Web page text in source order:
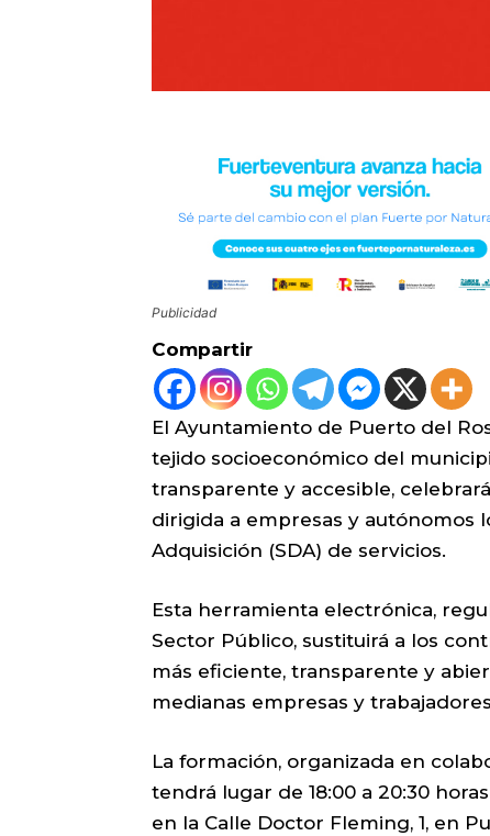
Publicidad
Compartir
El Ayuntamiento de Puerto del
tejido socioeconómico del
transparente y accesible,
dirigida a empresas y autónomos
Adquisición (SDA) de servicios.
Esta herramienta electrónica,
Sector Público, sustituirá a los
más eficiente, transparente y
medianas empresas y
La formación, organizada en
tendrá lugar de 18:00 a 20:30
en la Calle Doctor Fleming, 1, en